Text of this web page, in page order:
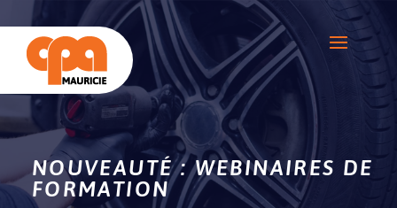
NOUVEAUTÉ : WEBINAIRES DE
FORMATION